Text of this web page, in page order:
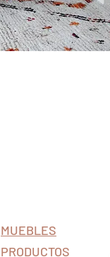
MUEBLES
PRODUCTOS